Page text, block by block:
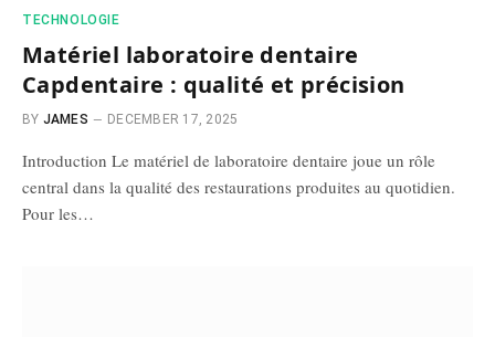
TECHNOLOGIE
Matériel laboratoire dentaire
Capdentaire : qualité et précision
BY JAMES DECEMBER 17, 2025
Introduction Le matériel de laboratoire dentaire joue un rôle
central dans la qualité des restaurations produites au quotidien.
Pour les…